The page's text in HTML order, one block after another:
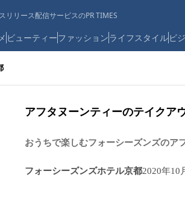
リリース配信サービスのPR TIMES
ビューティーファッションライフスタイルビ
アフタヌーンティーのテイクア
おうちで楽しむフォーシーズンズのア
フォーシーズンズホテル京都2020年10